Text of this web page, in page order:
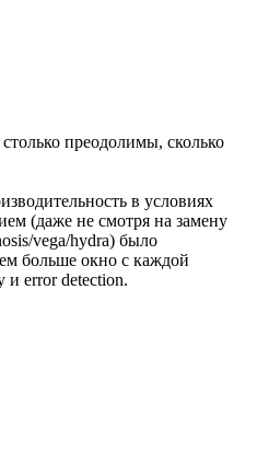
преодолимы, сколько
в условиях
(даже не смотря на замену
vega/hydra) было
больше окно с каждой
и error detection.